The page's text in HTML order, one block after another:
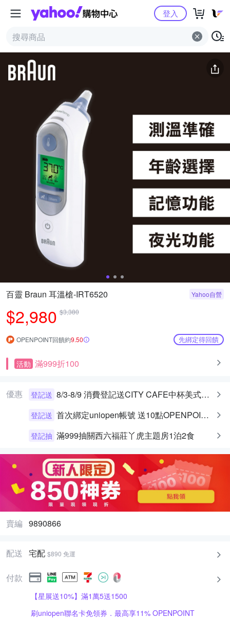
Yahoo購物中心
登入
簡介 評價 (0) 猜你喜歡
百靈 Braun 耳溫槍-IRT6520
$2,980 $3,380
Yahoo自營
OPENPOINT回饋約9.50 先綁定得回饋
活動 滿999折100
優惠 登記送 8/3-8/9 消費登記送CITY CAFE中杯美式乙杯
登記送 首次綁定uniopen帳號 送10點OPENPOINT+統一布丁一個
登記抽 滿999抽關西六福莊丫虎主題房1泊2食
賣編 9890866
配送 宅配 $890 免運
付款
【星展送10%】滿1萬5送1500
刷uniopen聯名卡免領券．最高享11% OPENPOINT